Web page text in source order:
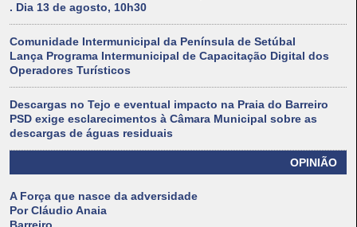
. Dia 13 de agosto, 10h30
Comunidade Intermunicipal da Península de Setúbal
Lança Programa Intermunicipal de Capacitação Digital dos
Operadores Turísticos
Descargas no Tejo e eventual impacto na Praia do Barreiro
PSD exige esclarecimentos à Câmara Municipal sobre as
descargas de águas residuais
OPINIÃO
A Força que nasce da adversidade
Por Cláudio Anaia